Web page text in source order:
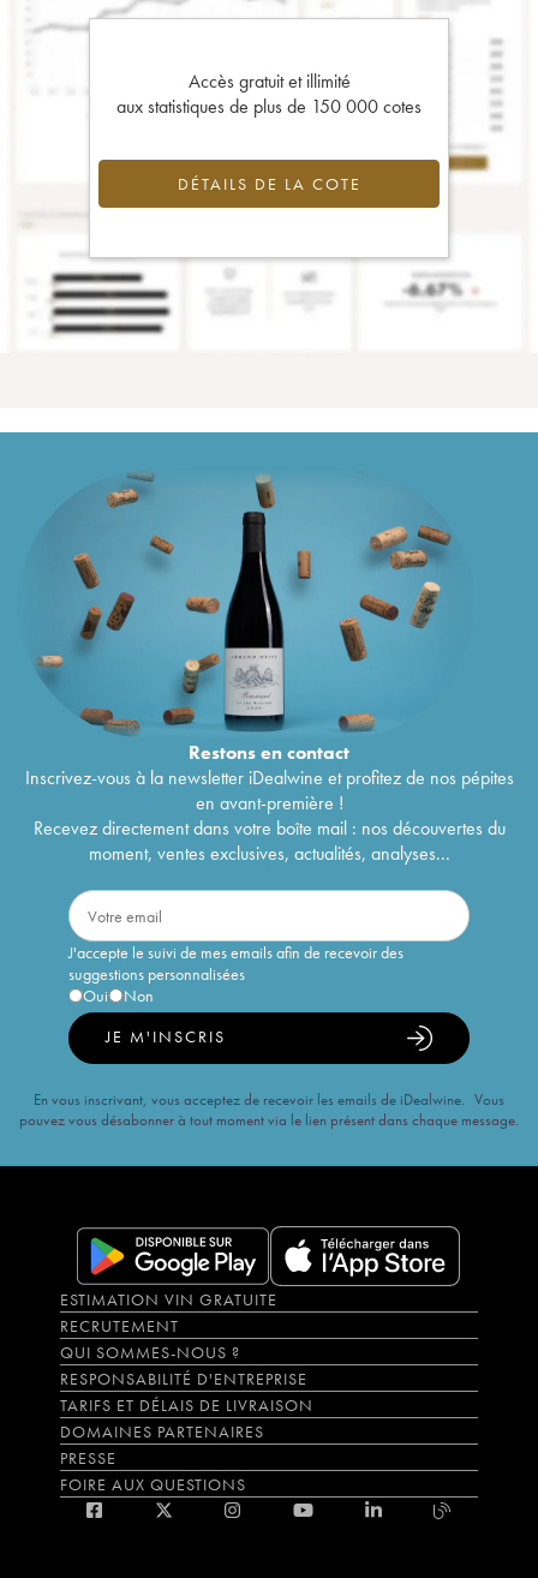
Accès gratuit et illimité
aux statistiques de plus de 150 000 cotes
DÉTAILS DE LA COTE
Restons encontact
Inscrivez-vous à la newsletter iDealwine et profitez de nos pépites
en avant-première !
Recevez directement dans votre boîte mail : nos découvertes du
moment, ventes exclusives, actualités, analyses...
J'accepte le suivi de mes emails afin de recevoir des
suggestions personnalisées
Oui
Non
JE M'INSCRIS
En vous inscrivant, vous acceptez de recevoir les emails de iDealwine. Vous
pouvez vous désabonner à tout moment via le lien présent dans chaque message.
ESTIMATION VIN GRATUITE
RECRUTEMENT
QUI SOMMES-NOUS ?
RESPONSABILITÉ D'ENTREPRISE
TARIFS ET DÉLAIS DE LIVRAISON
DOMAINES PARTENAIRES
PRESSE
FOIRE AUX QUESTIONS